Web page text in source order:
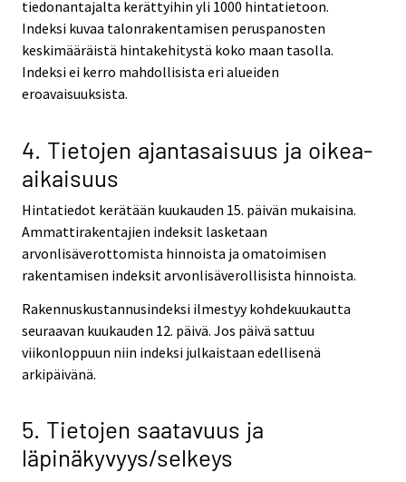
tiedonantajalta kerättyihin yli 1000 hintatietoon.
Indeksi kuvaa talonrakentamisen peruspanosten
keskimääräistä hintakehitystä koko maan tasolla.
Indeksi ei kerro mahdollisista eri alueiden
eroavaisuuksista.
4. Tietojen ajantasaisuus ja oikea-
aikaisuus
Hintatiedot kerätään kuukauden 15. päivän mukaisina.
Ammattirakentajien indeksit lasketaan
arvonlisäverottomista hinnoista ja omatoimisen
rakentamisen indeksit arvonlisäverollisista hinnoista.
Rakennuskustannusindeksi ilmestyy kohdekuukautta
seuraavan kuukauden 12. päivä. Jos päivä sattuu
viikonloppuun niin indeksi julkaistaan edellisenä
arkipäivänä.
5. Tietojen saatavuus ja
läpinäkyvyys/selkeys